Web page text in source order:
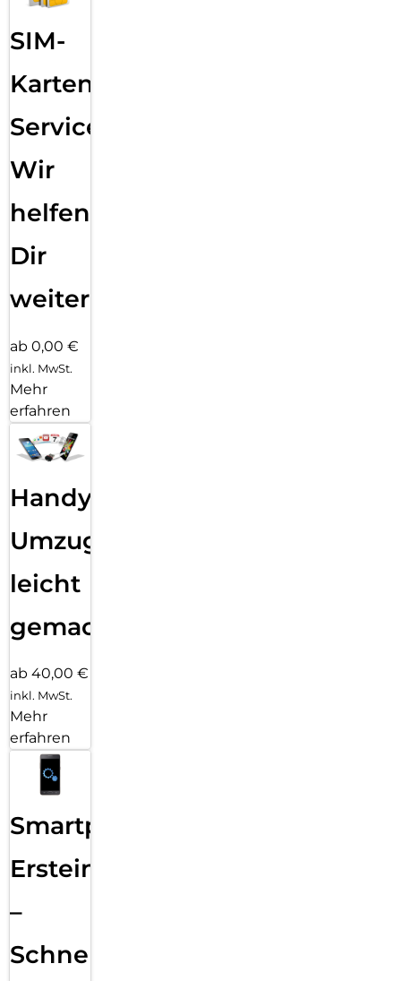
SIM-
Karten
Service:
Wir
helfen
Dir
weiter
ab 0,00 €
inkl. MwSt.
Mehr
erfahren
Handy
Umzug
leicht
gemacht!
ab 40,00 €
inkl. MwSt.
Mehr
erfahren
Smartphone
Ersteinrichtung
–
Schnelle